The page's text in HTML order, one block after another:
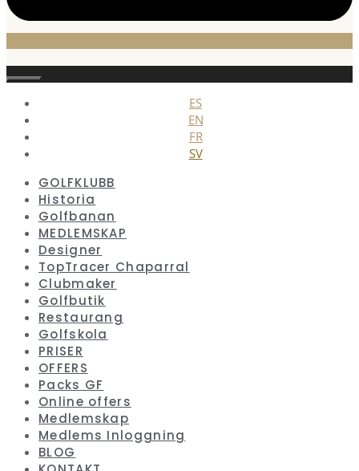
Stäng
ES
EN
FR
SV
GOLFKLUBB
Historia
Golfbanan
MEDLEMSKAP
Designer
TopTracer Chaparral
Clubmaker
Golfbutik
Restaurang
Golfskola
PRISER
OFFERS
Packs GF
Online offers
Medlemskap
Medlems Inloggning
BLOG